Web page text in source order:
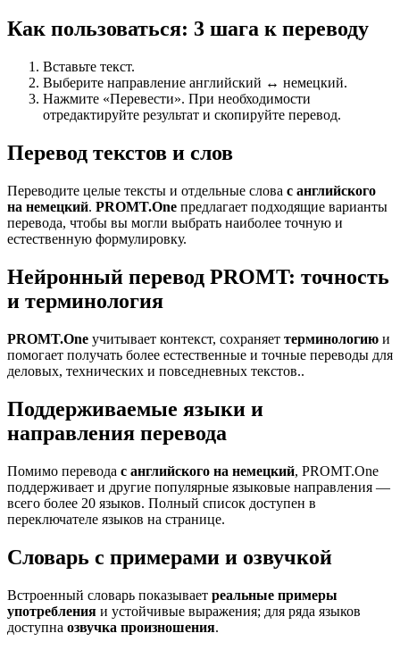
Как пользоваться: 3 шага к переводу
Вставьте текст.
Выберите направление английский ↔ немецкий.
Нажмите «Перевести». При необходимости
отредактируйте результат и скопируйте перевод.
Перевод текстов и слов
Переводите целые тексты и отдельные слова с английского
на немецкий. PROMT.One предлагает подходящие варианты
перевода, чтобы вы могли выбрать наиболее точную и
естественную формулировку.
Нейронный перевод PROMT: точность
и терминология
PROMT.One учитывает контекст, сохраняет терминологию и
помогает получать более естественные и точные переводы для
деловых, технических и повседневных текстов..
Поддерживаемые языки и
направления перевода
Помимо перевода с английского на немецкий, PROMT.One
поддерживает и другие популярные языковые направления —
всего более 20 языков. Полный список доступен в
переключателе языков на странице.
Словарь с примерами и озвучкой
Встроенный словарь показывает реальные примеры
употребления и устойчивые выражения; для ряда языков
доступна озвучка произношения.